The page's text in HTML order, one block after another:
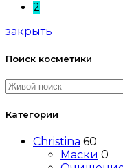
2
закрыть
Поиск косметики
Категории
Christina 60
Маски 0